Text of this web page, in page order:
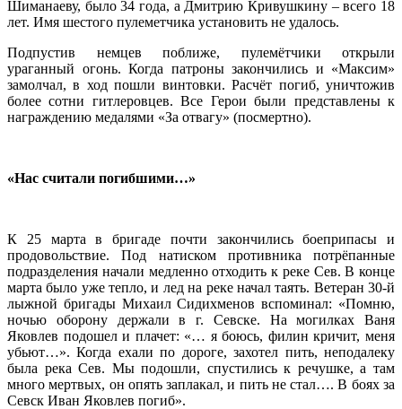
Шиманаеву, было 34 года, а Дмитрию Кривушкину – всего 18
лет. Имя шестого пулеметчика установить не удалось.
Подпустив немцев поближе, пулемётчики открыли
ураганный огонь. Когда патроны закончились и «Максим»
замолчал, в ход пошли винтовки. Расчёт погиб, уничтожив
более сотни гитлеровцев. Все Герои были представлены к
награждению медалями «За отвагу» (посмертно).
«Нас считали погибшими…»
К 25 марта в бригаде почти закончились боеприпасы и
продовольствие. Под натиском противника потрёпанные
подразделения начали медленно отходить к реке Сев. В конце
марта было уже тепло, и лед на реке начал таять. Ветеран 30-й
лыжной бригады Михаил Сидихменов вспоминал: «Помню,
ночью оборону держали в г. Севске. На могилках Ваня
Яковлев подошел и плачет: «… я боюсь, филин кричит, меня
убьют…». Когда ехали по дороге, захотел пить, неподалеку
была река Сев. Мы подошли, спустились к речушке, а там
много мертвых, он опять заплакал, и пить не стал…. В боях за
Севск Иван Яковлев погиб».